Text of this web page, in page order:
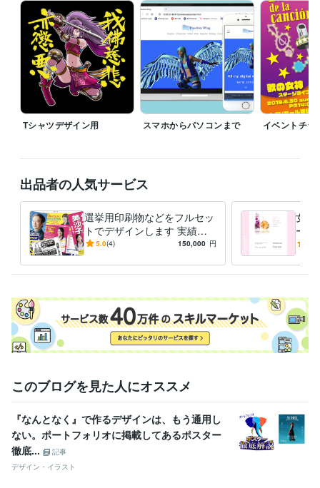
K市納涼まつりポスターデザインコンペ採用
資格・検定
MUD協会・メディア・ユニバーサルデザイン・2級ディレクター
取
得年 : 2015年
JADP認定メンタル心理カウンセラー 取得年 : 2018年
JADP認定上級心理カウンセラー 取得年 : 2018年
上級心理カウンセラー 取得年 : 2018年
ビジネス・クリエイティブツール
Google スプレッドシート:2年ChatGPT:1年
Adobe Photoshop:25年Adobe Premiere Pro:5年
Adobe Illustrator:25年Adobe InDesign:15年Live2D:1年
Adobe After Effects:3年Adobe Audition:3年
その他ツール
Dreamweaver:6年
得意分野
デザイン制作 印刷媒体・キャラクター作成
ビジネス 印刷 キャラクター イラスト
悩み相談・カウンセリング 心理カウンセラー
カウンセリング
名古屋経済大学 1992年3月 ~ 1996年2月
Tシャツデザイン用 スマホからパソコンまで イベントチラ
出品者の人気サービス
選挙用印刷物などをフルセッ
トでデザインします 実績多
数！『見やすさ徹底重視‼︎』
5.0(4) 150,000 円
女性
ー・
フェ
このブログを見た人にオススメ
『なんとなく』で作るデザインは、もう通用し
ない。ポートフォリオに掲載してあるポスター
徹底...
記事
デザイン・イラスト